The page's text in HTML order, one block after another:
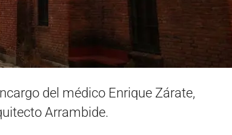
del médico Enrique Zárate,
Arrambide.